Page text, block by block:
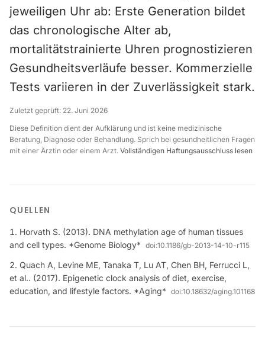
jeweiligen Uhr ab: Erste Generation bildet
das chronologische Alter ab,
mortalitätstrainierte Uhren prognostizieren
Gesundheitsverläufe besser. Kommerzielle
Tests variieren in der Zuverlässigkeit stark.
Zuletzt geprüft: 22. Juni 2026
Diese Definition dient der Aufklärung und ist keine medizinische
Beratung, Diagnose oder Behandlung. Sprich bei gesundheitlichen Fragen
mit einer Ärztin oder einem Arzt. Vollständigen Haftungsausschluss lesen
QUELLEN
Horvath S. (2013). DNA methylation age of human tissues
and cell types. *Genome Biology* doi:10.1186/gb-2013-14-10-r115
Quach A, Levine ME, Tanaka T, Lu AT, Chen BH, Ferrucci L,
et al.. (2017). Epigenetic clock analysis of diet, exercise,
education, and lifestyle factors. *Aging* doi:10.18632/aging.101168